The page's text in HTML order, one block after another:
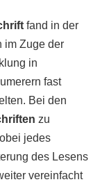
fand in der
im Zuge der
in
fast
Bei den
zu
jedes
des Lesens
vereinfacht